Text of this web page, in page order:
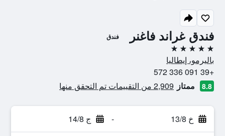
فندق غراند فاغنر فندق
5 نجوم
باليرمو، إيطاليا
+39 091 336 572
8.8 ممتاز 2,909 من التقييمات تم التحقق منها
خ 13/8 - ج 14/8